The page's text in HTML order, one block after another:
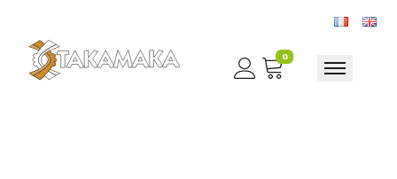
0
Toggle